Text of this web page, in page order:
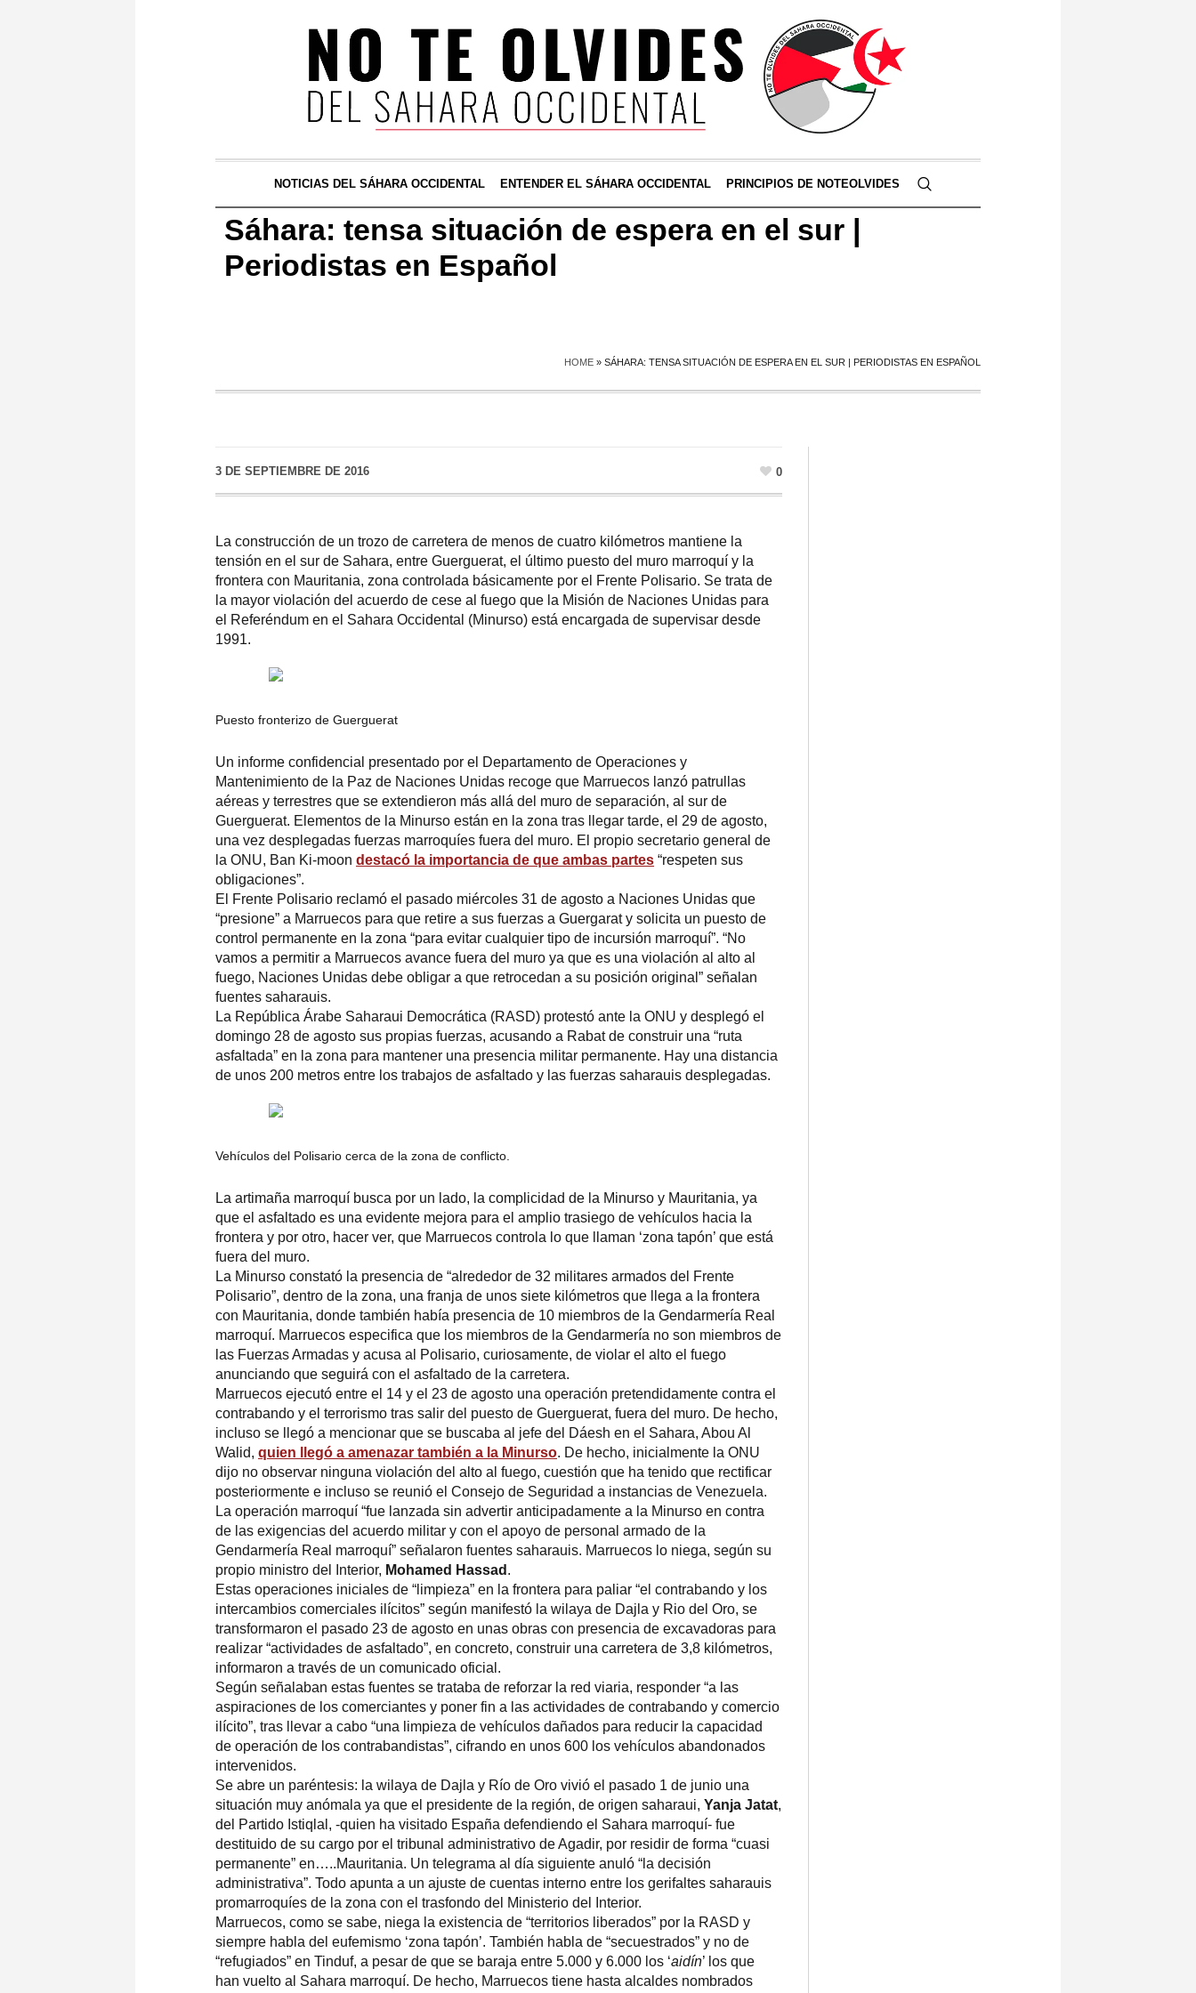
NOTICIAS DEL SÁHARA OCCIDENTAL ENTENDER EL SÁHARA OCCIDENTAL PRINCIPIOS DE NOTEOLVIDES
Sáhara: tensa situación de espera en el sur |
Periodistas en Español
HOME » SÁHARA: TENSA SITUACIÓN DE ESPERA EN EL SUR | PERIODISTAS EN ESPAÑOL
3 DE SEPTIEMBRE DE 2016 0
La construcción de un trozo de carretera de menos de cuatro kilómetros mantiene la
tensión en el sur de Sahara, entre Guerguerat, el último puesto del muro marroquí y la
frontera con Mauritania, zona controlada básicamente por el Frente Polisario. Se trata de
la mayor violación del acuerdo de cese al fuego que la Misión de Naciones Unidas para
el Referéndum en el Sahara Occidental (Minurso) está encargada de supervisar desde
1991.
Puesto fronterizo de Guerguerat
Un informe confidencial presentado por el Departamento de Operaciones y
Mantenimiento de la Paz de Naciones Unidas recoge que Marruecos lanzó patrullas
aéreas y terrestres que se extendieron más allá del muro de separación, al sur de
Guerguerat. Elementos de la Minurso están en la zona tras llegar tarde, el 29 de agosto,
una vez desplegadas fuerzas marroquíes fuera del muro. El propio secretario general de
la ONU, Ban Ki-moon destacó la importancia de que ambas partes “respeten sus
obligaciones”.
El Frente Polisario reclamó el pasado miércoles 31 de agosto a Naciones Unidas que
“presione” a Marruecos para que retire a sus fuerzas a Guergarat y solicita un puesto de
control permanente en la zona “para evitar cualquier tipo de incursión marroquí”. “No
vamos a permitir a Marruecos avance fuera del muro ya que es una violación al alto al
fuego, Naciones Unidas debe obligar a que retrocedan a su posición original” señalan
fuentes saharauis.
La República Árabe Saharaui Democrática (RASD) protestó ante la ONU y desplegó el
domingo 28 de agosto sus propias fuerzas, acusando a Rabat de construir una “ruta
asfaltada” en la zona para mantener una presencia militar permanente. Hay una distancia
de unos 200 metros entre los trabajos de asfaltado y las fuerzas saharauis desplegadas.
Vehículos del Polisario cerca de la zona de conflicto.
La artimaña marroquí busca por un lado, la complicidad de la Minurso y Mauritania, ya
que el asfaltado es una evidente mejora para el amplio trasiego de vehículos hacia la
frontera y por otro, hacer ver, que Marruecos controla lo que llaman ‘zona tapón’ que está
fuera del muro.
La Minurso constató la presencia de “alrededor de 32 militares armados del Frente
Polisario”, dentro de la zona, una franja de unos siete kilómetros que llega a la frontera
con Mauritania, donde también había presencia de 10 miembros de la Gendarmería Real
marroquí. Marruecos especifica que los miembros de la Gendarmería no son miembros de
las Fuerzas Armadas y acusa al Polisario, curiosamente, de violar el alto el fuego
anunciando que seguirá con el asfaltado de la carretera.
Marruecos ejecutó entre el 14 y el 23 de agosto una operación pretendidamente contra el
contrabando y el terrorismo tras salir del puesto de Guerguerat, fuera del muro. De hecho,
incluso se llegó a mencionar que se buscaba al jefe del Dáesh en el Sahara, Abou Al
Walid, quien llegó a amenazar también a la Minurso. De hecho, inicialmente la ONU
dijo no observar ninguna violación del alto al fuego, cuestión que ha tenido que rectificar
posteriormente e incluso se reunió el Consejo de Seguridad a instancias de Venezuela.
La operación marroquí “fue lanzada sin advertir anticipadamente a la Minurso en contra
de las exigencias del acuerdo militar y con el apoyo de personal armado de la
Gendarmería Real marroquí” señalaron fuentes saharauis. Marruecos lo niega, según su
propio ministro del Interior, Mohamed Hassad .
Estas operaciones iniciales de “limpieza” en la frontera para paliar “el contrabando y los
intercambios comerciales ilícitos” según manifestó la wilaya de Dajla y Rio del Oro, se
transformaron el pasado 23 de agosto en unas obras con presencia de excavadoras para
realizar “actividades de asfaltado”, en concreto, construir una carretera de 3,8 kilómetros,
informaron a través de un comunicado oficial.
Según señalaban estas fuentes se trataba de reforzar la red viaria, responder “a las
aspiraciones de los comerciantes y poner fin a las actividades de contrabando y comercio
ilícito”, tras llevar a cabo “una limpieza de vehículos dañados para reducir la capacidad
de operación de los contrabandistas”, cifrando en unos 600 los vehículos abandonados
intervenidos.
Se abre un paréntesis: la wilaya de Dajla y Río de Oro vivió el pasado 1 de junio una
situación muy anómala ya que el presidente de la región, de origen saharaui, Yanja Jatat,
del Partido Istiqlal, -quien ha visitado España defendiendo el Sahara marroquí- fue
destituido de su cargo por el tribunal administrativo de Agadir, por residir de forma “cuasi
permanente” en…..Mauritania. Un telegrama al día siguiente anuló “la decisión
administrativa”. Todo apunta a un ajuste de cuentas interno entre los gerifaltes saharauis
promarroquíes de la zona con el trasfondo del Ministerio del Interior.
Marruecos, como se sabe, niega la existencia de “territorios liberados” por la RASD y
siempre habla del eufemismo ‘zona tapón’. También habla de “secuestrados” y no de
“refugiados” en Tinduf, a pesar de que se baraja entre 5.000 y 6.000 los ‘aidín’ los que
han vuelto al Sahara marroquí. De hecho, Marruecos tiene hasta alcaldes nombrados